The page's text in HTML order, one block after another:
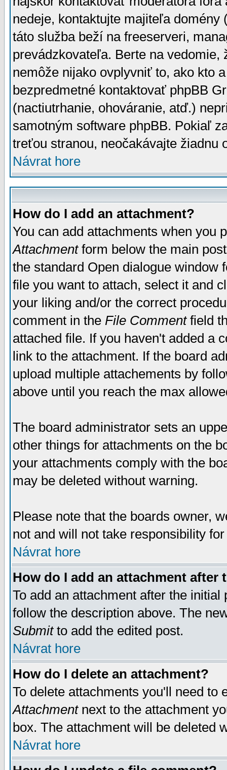
nedeje, kontaktujte majiteľa
táto služba beží na freeserveri,
prevádzkovateľa. Berte na vedomie,
nemôže nijako ovplyvniť to, ako kto
bezpredmetné kontaktovať phpBB
(nactiutrhanie, ohováranie, atď.)
samotným software phpBB. Pokiaľ
treťou stranou, neočakávajte žiadnu
Návrat hore
How do I add an attachment?
You can add attachments when you
Attachmentform below the main
the standard Open dialogue window
file you want to attach, select it and
your liking and/or the correct
comment in the File Commentfield
attached file. If you haven't added a
link to the attachment. If the board
upload multiple attachements by
above until you reach the max
The board administrator sets an
other things for attachments on the
your attachments comply with the
may be deleted without warning.
Please note that the boards owner,
not and will not take responsibility
Návrat hore
How do I add an attachment after
To add an attachment after the
follow the description above. The
Submitto add the edited post.
Návrat hore
How do I delete an attachment?
To delete attachments you'll need
Attachmentnext to the attachment
box. The attachment will be deleted
Návrat hore